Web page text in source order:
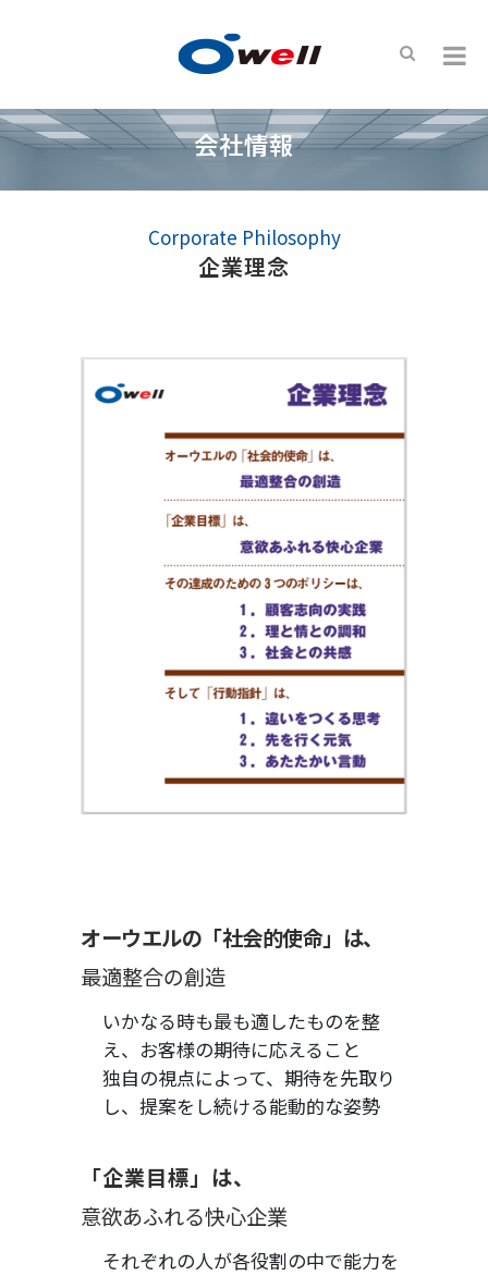
会社情報
Corporate Philosophy
企業理念
オーウエルの「社会的使命」は、
最適整合の創造
いかなる時も最も適したものを整
え、お客様の期待に応えること
独自の視点によって、期待を先取り
し、提案をし続ける能動的な姿勢
「企業目標」は、
意欲あふれる快心企業
それぞれの人が各役割の中で能力を